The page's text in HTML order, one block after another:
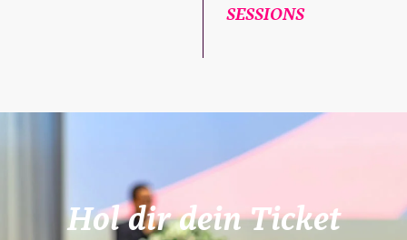
SESSIONS
Hol dir dein Ticket